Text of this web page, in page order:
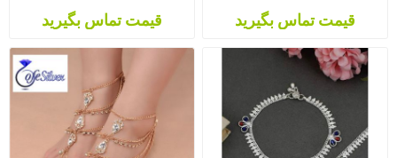
قیمت تماس بگیرید قیمت تماس بگیرید